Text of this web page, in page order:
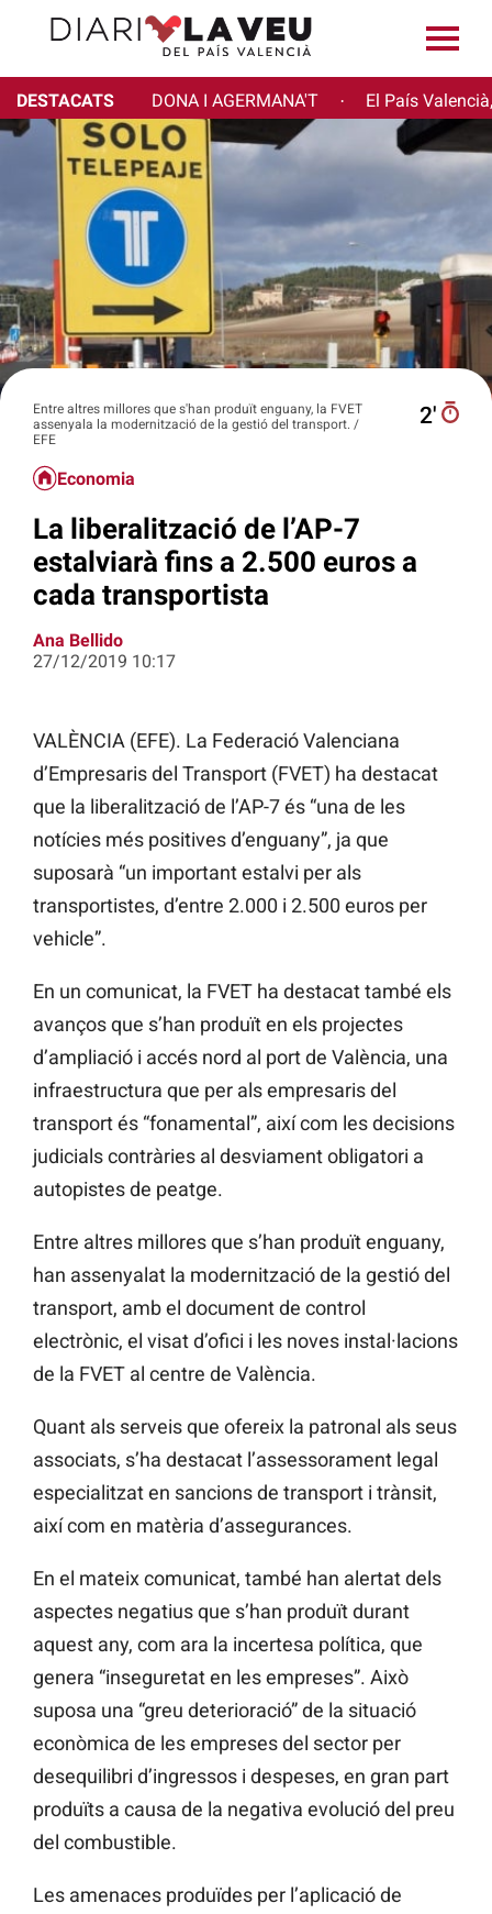
DESTACATS DONA I AGERMANA'T · El País
Entre altres millores que s'han produït enguany, la FVET
assenyala la modernització de la gestió del transport. /
EFE
2′
Economia
La liberalització de l’AP-7
estalviarà fins a 2.500 euros a
cada transportista
Ana Bellido
27/12/2019 10:17
VALÈNCIA (EFE). La Federació Valenciana
d’Empresaris del Transport (FVET) ha destacat
que la liberalització de l’AP-7és “una de les
notícies més positives d’enguany”, ja que
suposarà “un important estalvi per als
transportistes, d’entre 2.000 i 2.500 euros per
vehicle”.
En un comunicat, la FVET ha destacat també els
avanços que s’han produït en els projectes
d’ampliació i accés nord al port de València, una
infraestructura que per als empresaris del
transport és “fonamental”, així com les decisions
judicials contràries al desviament obligatori a
autopistes de peatge.
Entre altres millores que s’han produït enguany,
han assenyalat la modernització de la gestió del
transport, amb el document de control
electrònic, el visat d’ofici i les noves instal·lacions
de la FVET al centre de València.
Quant als serveis que ofereix la patronal als seus
associats, s’ha destacat l’assessorament legal
especialitzat en sancions de transport i trànsit,
així com en matèria d’assegurances.
En el mateix comunicat, també han alertat dels
aspectes negatius que s’han produït durant
aquest any, com ara la incertesa política, que
genera “inseguretat en les empreses”. Això
suposa una “greu deterioració” de la situació
econòmica de les empreses del sector per
desequilibri d’ingressos i despeses, en gran part
produïts a causa de la negativa evolució del preu
del combustible.
Les amenaces produïdes per l’aplicació de